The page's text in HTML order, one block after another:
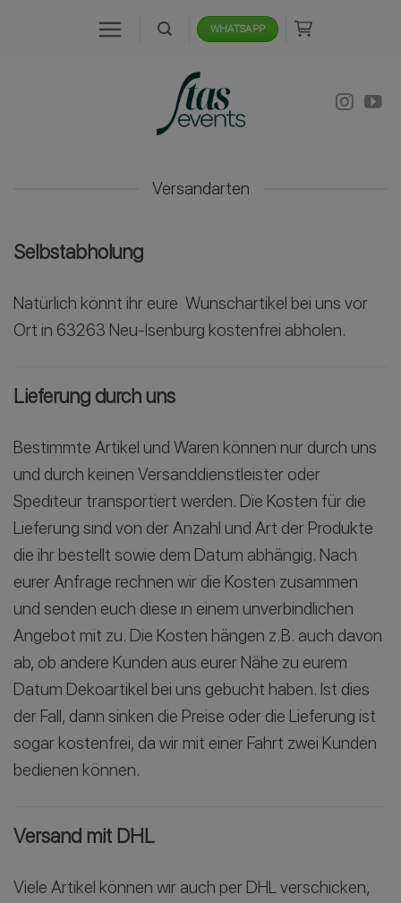
WHATSAPP
Versandarten
Selbstabholung
Natürlich könnt ihr eure Wunschartikel bei uns vor
Ort in 63263 Neu-Isenburg kostenfrei abholen.
Lieferung durch uns
Bestimmte Artikel und Waren können nur durch uns
und durch keinen Versanddienstleister oder
Spediteur transportiert werden. Die Kosten für die
Lieferung sind von der Anzahl und Art der Produkte
die ihr bestellt sowie dem Datum abhängig. Nach
eurer Anfrage rechnen wir die Kosten zusammen
und senden euch diese in einem unverbindlichen
Angebot mit zu. Die Kosten hängen z.B. auch davon
ab, ob andere Kunden aus eurer Nähe zu eurem
Datum Dekoartikel bei uns gebucht haben. Ist dies
der Fall, dann sinken die Preise oder die Lieferung ist
sogar kostenfrei, da wir mit einer Fahrt zwei Kunden
bedienen können.
Versand mit DHL
Viele Artikel können wir auch per DHL verschicken,